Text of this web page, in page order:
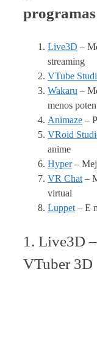
Live3D –
streaming
VTube
Wakaru –
menos
Animaze –
VRoid
anime
Hyper–
VR Chat –
virtual
Luppet – E
1. Live3D
VTuber 3D